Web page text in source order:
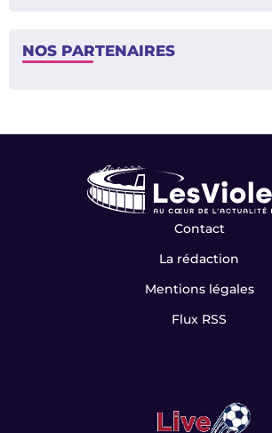
NOS PARTENAIRES
Contact
La rédaction
Mentions légales
Flux RSS